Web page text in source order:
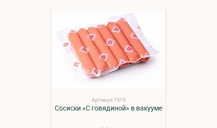
Артикул:1919
Сосиски «С говядиной» в вакууме